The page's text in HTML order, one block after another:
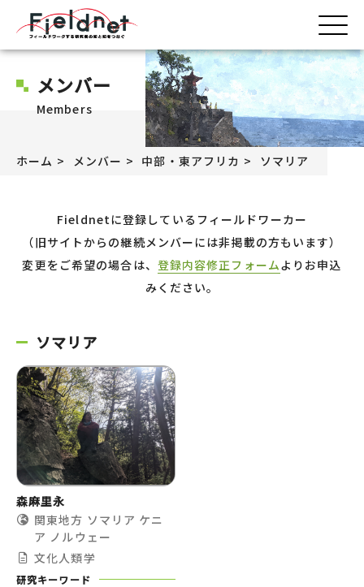
メンバー
Members
ホーム メンバー 中部・東アフリカ ソマリア
Fieldnetに登録しているフィールドワーカー
（旧サイトからの継続メンバーには非掲載の方もいます）
変更をご希望の場合は、 登録内容修正フォームよりお申込
みください。
ソマリア
森麻里永
関東地方 ソマリア ケニ
ア ノルウェー
文化人類学
研究キーワード